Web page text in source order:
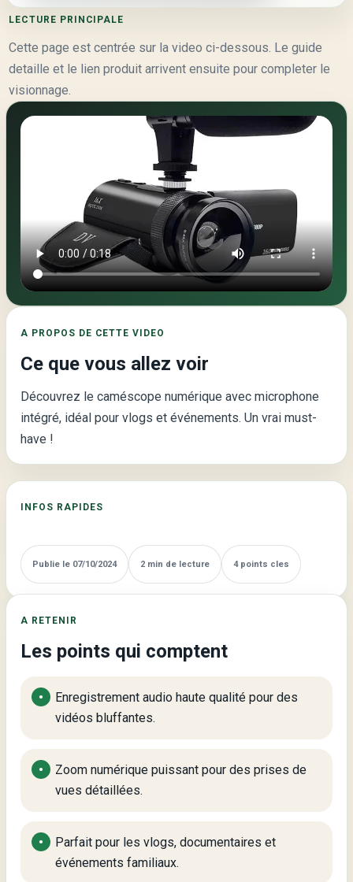
LECTURE PRINCIPALE
Cette page est centrée sur la video ci-dessous. Le guide
detaille et le lien produit arrivent ensuite pour completer le
visionnage.
Video
principale
de
la
Numérique
Microphone
Intégré
Capturez
A PROPOS DE CETTE VIDEO
Ce que vous allez voir
Découvrez le caméscope numérique avec microphone
intégré, idéal pour vlogs et événements. Un vrai must-
have !
INFOS RAPIDES
Publie le 07/10/2024 2 min de lecture 4 points cles
A RETENIR
Les points qui comptent
Enregistrement audio haute qualité pour des
vidéos bluffantes.
Zoom numérique puissant pour des prises de
vues détaillées.
Parfait pour les vlogs, documentaires et
événements familiaux.